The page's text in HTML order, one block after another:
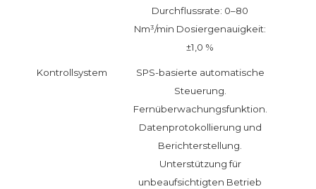
Durchflussrate: 0–80
Nm³/min Dosiergenauigkeit:
±1,0 %
Kontrollsystem
SPS-basierte automatische
Steuerung.
Fernüberwachungsfunktion.
Datenprotokollierung und
Berichterstellung.
Unterstützung für
unbeaufsichtigten Betrieb